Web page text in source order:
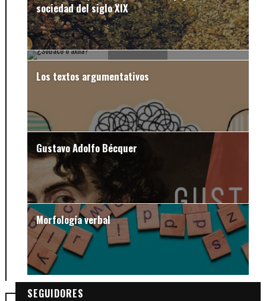
sociedad del siglo XIX
Los textos argumentativos
Gustavo Adolfo Bécquer
Morfología verbal
SEGUIDORES